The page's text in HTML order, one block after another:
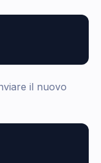
il nuovo